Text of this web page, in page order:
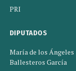
PRI
DIPUTADOS
María de los Ángeles
Ballesteros García